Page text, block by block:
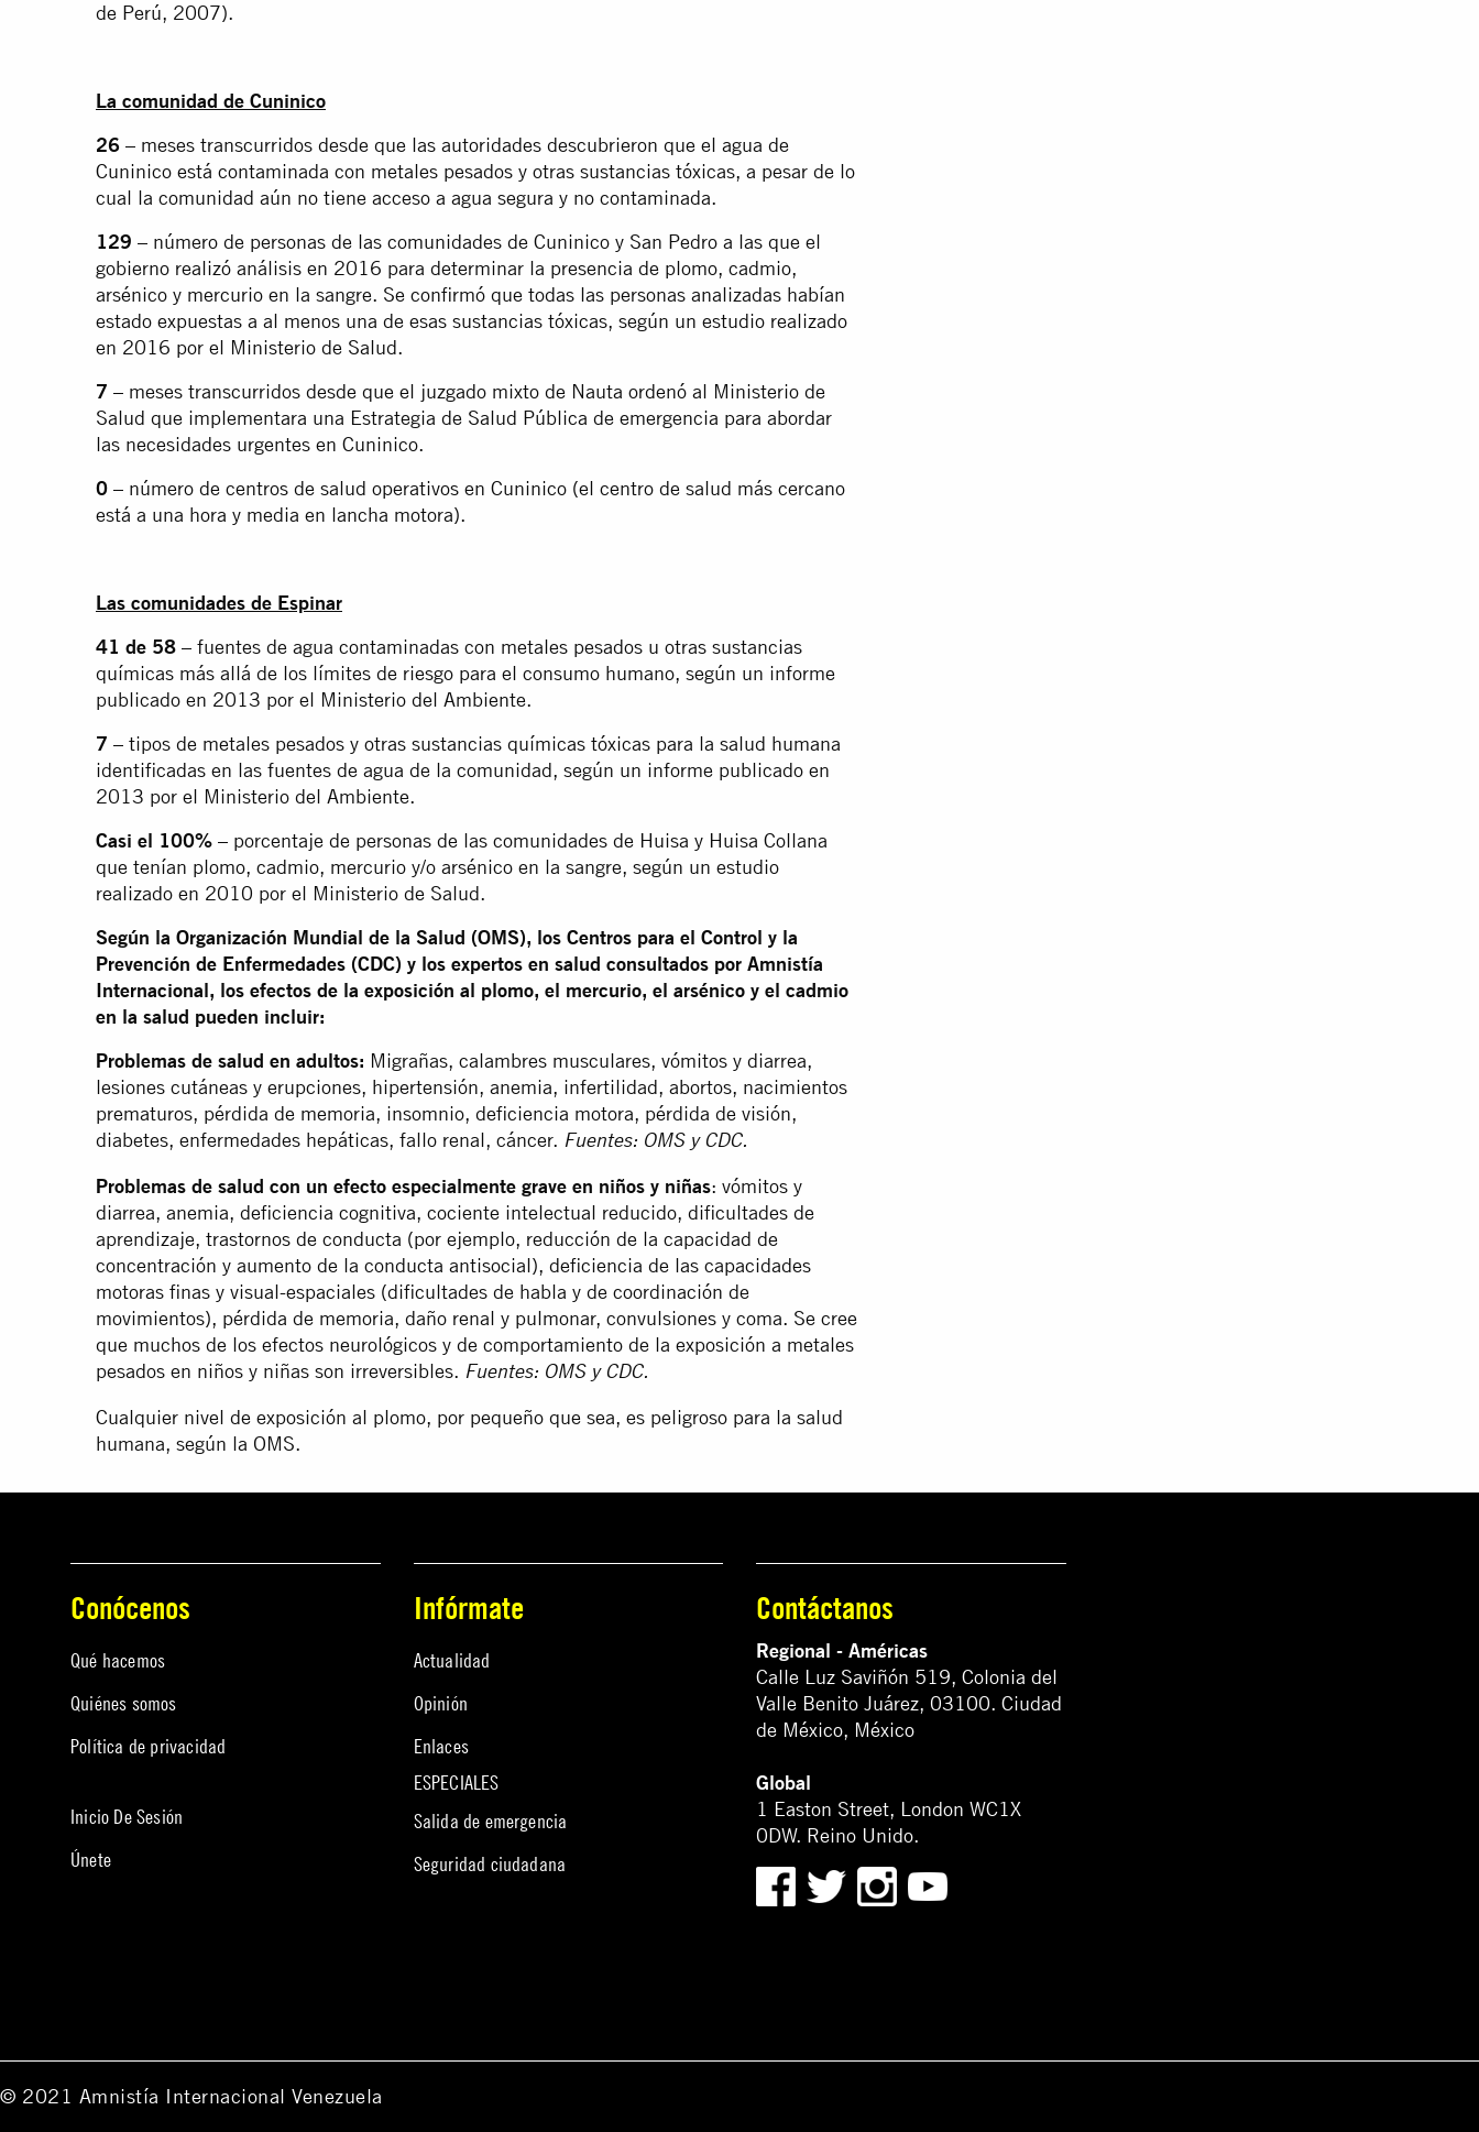
de Perú, 2007).
La comunidad de Cuninico
26 – meses transcurridos desde que las autoridades descubrieron que el agua de
Cuninico está contaminada con metales pesados y otras sustancias tóxicas, a pesar de lo
cual la comunidad aún no tiene acceso a agua segura y no contaminada.
129 – número de personas de las comunidades de Cuninico y San Pedro a las que el
gobierno realizó análisis en 2016 para determinar la presencia de plomo, cadmio,
arsénico y mercurio en la sangre. Se confirmó que todas las personas analizadas habían
estado expuestas a al menos una de esas sustancias tóxicas, según un estudio realizado
en 2016 por el Ministerio de Salud.
7 – meses transcurridos desde que el juzgado mixto de Nauta ordenó al Ministerio de
Salud que implementara una Estrategia de Salud Pública de emergencia para abordar
las necesidades urgentes en Cuninico.
0 – número de centros de salud operativos en Cuninico (el centro de salud más cercano
está a una hora y media en lancha motora).
Las comunidades de Espinar
41 de 58 – fuentes de agua contaminadas con metales pesados u otras sustancias
químicas más allá de los límites de riesgo para el consumo humano, según un informe
publicado en 2013 por el Ministerio del Ambiente.
7 – tipos de metales pesados y otras sustancias químicas tóxicas para la salud humana
identificadas en las fuentes de agua de la comunidad, según un informe publicado en
2013 por el Ministerio del Ambiente.
Casi el 100% – porcentaje de personas de las comunidades de Huisa y Huisa Collana
que tenían plomo, cadmio, mercurio y/o arsénico en la sangre, según un estudio
realizado en 2010 por el Ministerio de Salud.
Según la Organización Mundial de la Salud (OMS), los Centros para el Control y la
Prevención de Enfermedades (CDC) y los expertos en salud consultados por Amnistía
Internacional, los efectos de la exposición al plomo, el mercurio, el arsénico y el cadmio
en la salud pueden incluir:
Problemas de salud en adultos: Migrañas, calambres musculares, vómitos y diarrea,
lesiones cutáneas y erupciones, hipertensión, anemia, infertilidad, abortos, nacimientos
prematuros, pérdida de memoria, insomnio, deficiencia motora, pérdida de visión,
diabetes, enfermedades hepáticas, fallo renal, cáncer. Fuentes: OMS y CDC.
Problemas de salud con un efecto especialmente grave en niños y niñas: vómitos y
diarrea, anemia, deficiencia cognitiva, cociente intelectual reducido, dificultades de
aprendizaje, trastornos de conducta (por ejemplo, reducción de la capacidad de
concentración y aumento de la conducta antisocial), deficiencia de las capacidades
motoras finas y visual-espaciales (dificultades de habla y de coordinación de
movimientos), pérdida de memoria, daño renal y pulmonar, convulsiones y coma. Se cree
que muchos de los efectos neurológicos y de comportamiento de la exposición a metales
pesados en niños y niñas son irreversibles. Fuentes: OMS y CDC.
Cualquier nivel de exposición al plomo, por pequeño que sea, es peligroso para la salud
humana, según la OMS.
Conócenos
Qué hacemos
Quiénes somos
Política de privacidad
Inicio De Sesión
Únete
Infórmate
Actualidad
Opinión
Enlaces
ESPECIALES
Salida de emergencia
Seguridad ciudadana
Contáctanos
Regional - Américas
Calle Luz Saviñón 519, Colonia del
Valle Benito Juárez, 03100. Ciudad
de México, México
Global
1 Easton Street, London WC1X
0DW. Reino Unido.
© 2021 Amnistía Internacional Venezuela